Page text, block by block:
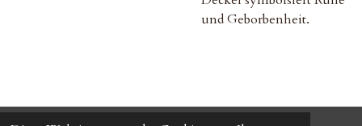
und Geborbenheit.